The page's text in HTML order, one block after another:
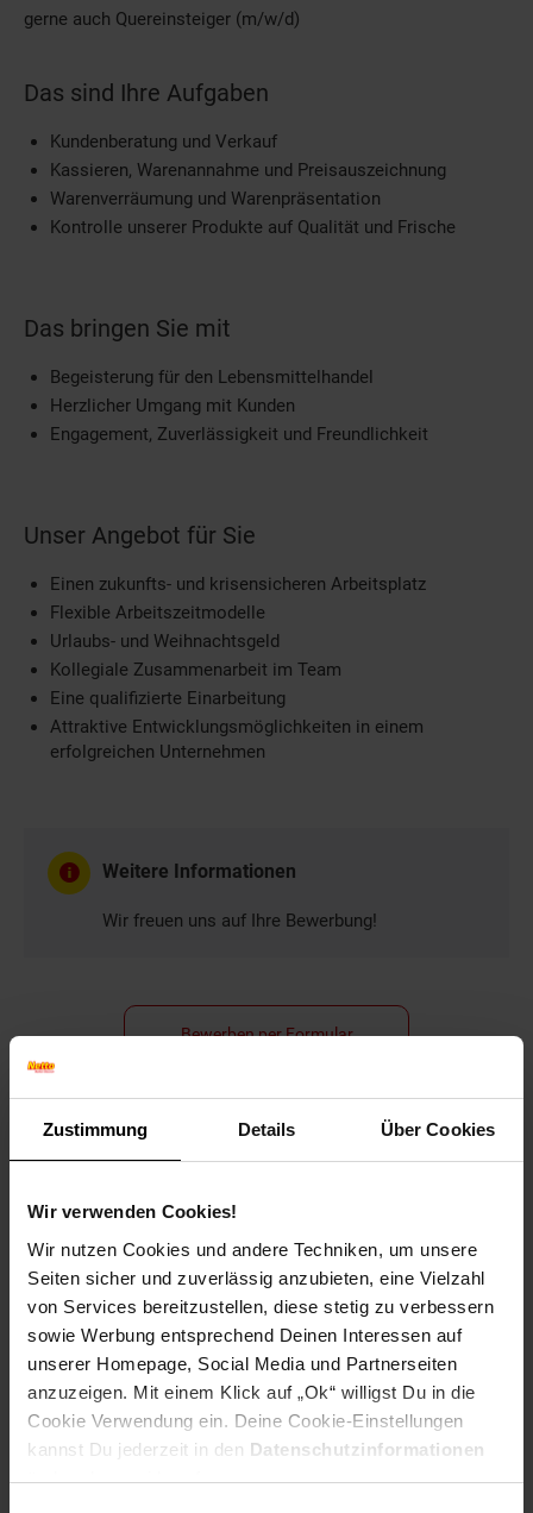
Zustimmung Details Über Cookies
Wir verwenden Cookies!
Wir nutzen Cookies und andere Techniken, um unsere
Seiten sicher und zuverlässig anzubieten, eine Vielzahl
von Services bereitzustellen, diese stetig zu verbessern
sowie Werbung entsprechend Deinen Interessen auf
unserer Homepage, Social Media und Partnerseiten
anzuzeigen. Mit einem Klick auf „Ok“ willigst Du in die
Cookie Verwendung ein. Deine Cookie-Einstellungen
kannst Du jederzeit in den Datenschutzinformationen
ändern bzw. widerrufen.
gerne auch Quereinsteiger (m/w/d)
Das sind Ihre Aufgaben
Kundenberatung und Verkauf
Kassieren, Warenannahme und Preisauszeichnung
Warenverräumung und Warenpräsentation
Kontrolle unserer Produkte auf Qualität und Frische
Das bringen Sie mit
Begeisterung für den Lebensmittelhandel
Herzlicher Umgang mit Kunden
Engagement, Zuverlässigkeit und Freundlichkeit
Unser Angebot für Sie
Einen zukunfts- und krisensicheren Arbeitsplatz
Flexible Arbeitszeitmodelle
Urlaubs- und Weihnachtsgeld
Kollegiale Zusammenarbeit im Team
Eine qualifizierte Einarbeitung
Attraktive Entwicklungsmöglichkeiten in einem
erfolgreichen Unternehmen
Weitere Informationen
Wir freuen uns auf Ihre Bewerbung!
Bewerben per Formular
Folge uns auf Social Media!
Hinweis: Aus Gründen der leichteren Lesbarkeit verwenden
wir im Textverlauf die männliche Form der Anrede.
Selbstverständlich sind bei Netto Menschen jeder
Geschlechtsidentität willkommen.
Fußzeile